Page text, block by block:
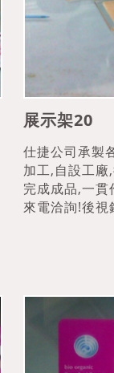
展示架20
仕捷公司承製
加工,自設工
完成成品,一
來電洽詢!後